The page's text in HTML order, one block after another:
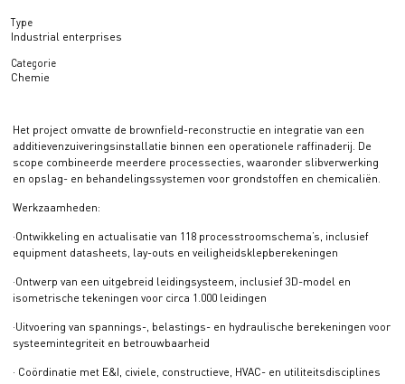
Type
Industrial enterprises
Categorie
Chemie
Het project omvatte de brownfield-reconstructie en integratie van een
additievenzuiveringsinstallatie binnen een operationele raffinaderij. De
scope combineerde meerdere processecties, waaronder slibverwerking
en opslag- en behandelingssystemen voor grondstoffen en chemicaliën.
Werkzaamheden:
·Ontwikkeling en actualisatie van 118 processtroomschema’s, inclusief
equipment datasheets, lay-outs en veiligheidsklepberekeningen
·Ontwerp van een uitgebreid leidingsysteem, inclusief 3D-model en
isometrische tekeningen voor circa 1.000 leidingen
·Uitvoering van spannings-, belastings- en hydraulische berekeningen voor
systeemintegriteit en betrouwbaarheid
· Coördinatie met E&I, civiele, constructieve, HVAC- en utiliteitsdisciplines